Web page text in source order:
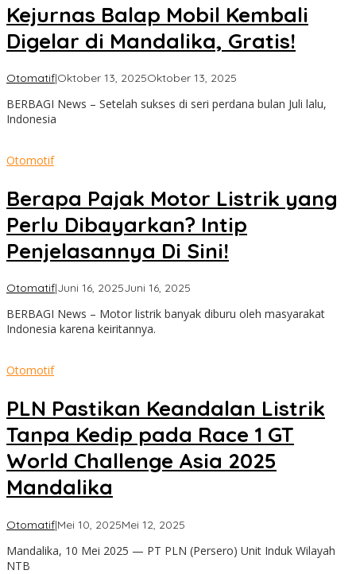
Kejurnas Balap Mobil Kembali
Digelar di Mandalika, Gratis!
Otomatif|Oktober 13, 2025Oktober 13, 2025
BERBAGI News – Setelah sukses di seri perdana bulan Juli lalu,
Indonesia
Otomotif
Berapa Pajak Motor Listrik yang
Perlu Dibayarkan? Intip
Penjelasannya Di Sini!
Otomatif|Juni 16, 2025Juni 16, 2025
BERBAGI News – Motor listrik banyak diburu oleh masyarakat
Indonesia karena keiritannya.
Otomotif
PLN Pastikan Keandalan Listrik
Tanpa Kedip pada Race 1 GT
World Challenge Asia 2025
Mandalika
Otomatif|Mei 10, 2025Mei 12, 2025
Mandalika, 10 Mei 2025 — PT PLN (Persero) Unit Induk Wilayah
NTB